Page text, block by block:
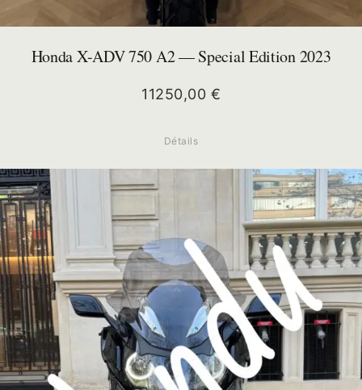
Honda X-ADV 750 A2 — Special Edition 2023
11250,00 €
Détails